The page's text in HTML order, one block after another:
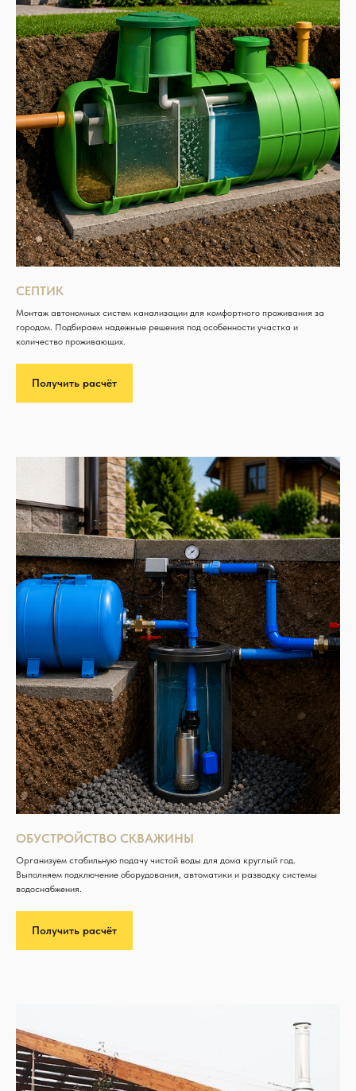
СЕПТИК
Монтаж автономных систем канализации для комфортного проживания за
городом. Подбираем надежные решения под особенности участка и
количество проживающих.
Получить расчёт
ОБУСТРОЙСТВО СКВАЖИНЫ
Организуем стабильную подачу чистой воды для дома круглый год.
Выполняем подключение оборудования, автоматики и разводку системы
водоснабжения.
Получить расчёт